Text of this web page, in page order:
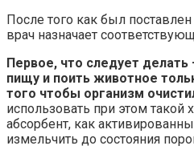
После того как был
врач назначает
Первое, что следует
пищу и поить животное
того чтобы организм
использовать при этом
абсорбент, как
измельчить до состояния